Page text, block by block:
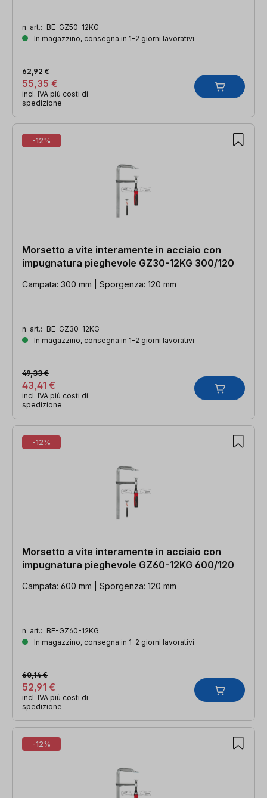
n. art.: BE-GZ50-12KG
In magazzino, consegna in 1-2 giorni lavorativi
55,35 €
62,92 €
incl. IVA più costi di
spedizione
-12%
Morsetto a vite interamente in acciaio con
impugnatura pieghevole GZ30-12KG 300/120
Campata: 300 mm | Sporgenza: 120 mm
n. art.: BE-GZ30-12KG
In magazzino, consegna in 1-2 giorni lavorativi
43,41 €
49,33 €
incl. IVA più costi di
spedizione
-12%
Morsetto a vite interamente in acciaio con
impugnatura pieghevole GZ60-12KG 600/120
Campata: 600 mm | Sporgenza: 120 mm
n. art.: BE-GZ60-12KG
In magazzino, consegna in 1-2 giorni lavorativi
52,91 €
60,14 €
incl. IVA più costi di
spedizione
-12%